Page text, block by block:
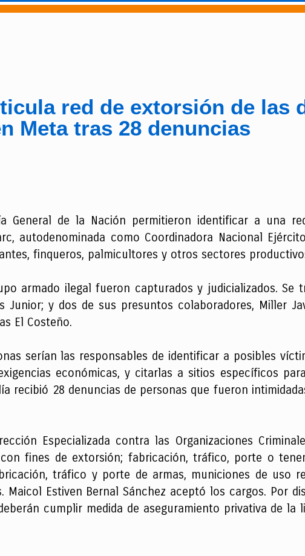
red de extorsión de las
Meta tras 28 denuncias
General de la Nación permitieron identificar a una
autodenominada como Coordinadora Nacional
finqueros, palmicultores y otros sectores
armado ilegal fueron capturados y judicializados. Se
Junior; y dos de sus presuntos colaboradores, Miller
El Costeño.
serían las responsables de identificar a posibles
económicas, y citarlas a sitios específicos
recibió 28 denuncias de personas que fueron
Especializada contra las Organizaciones
fines de extorsión; fabricación, tráfico, porte o
tráfico y porte de armas, municiones de uso
Maicol Estiven Bernal Sánchez aceptó los cargos. Por
cumplir medida de aseguramiento privativa de la